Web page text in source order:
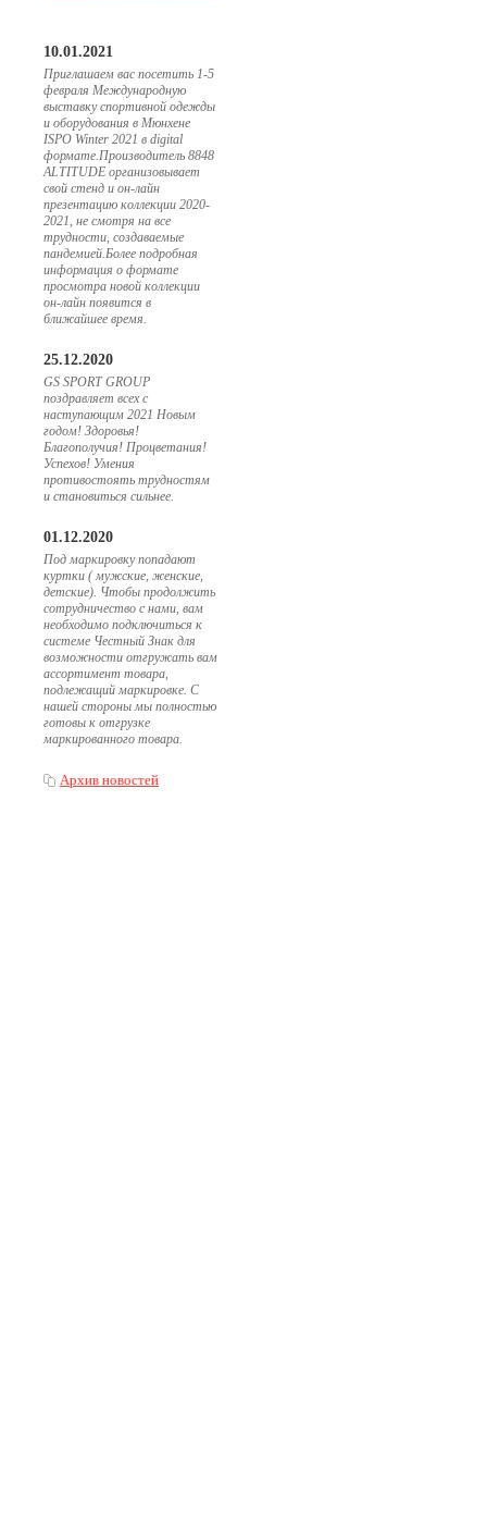
10.01.2021
Приглашаем вас посетить 1-5
февраля Международную
выставку спортивной одежды
и оборудования в Мюнхене
ISPO Winter 2021 в digital
формате.Производитель 8848
ALTITUDE организовывает
свой стенд и он-лайн
презентацию коллекции 2020-
2021, не смотря на все
трудности, создаваемые
пандемией.Более подробная
информация о формате
просмотра новой коллекции
он-лайн появится в
ближайшее время.
25.12.2020
GS SPORT GROUP
поздравляет всех с
наступающим 2021 Новым
годом! Здоровья!
Благополучия! Процветания!
Успехов! Умения
противостоять трудностям
и становиться сильнее.
01.12.2020
Под маркировку попадают
куртки ( мужские, женские,
детские). Чтобы продолжить
сотрудничество с нами, вам
необходимо подключиться к
системе Честный Знак для
возможности отгружать вам
ассортимент товара,
подлежащий маркировке. С
нашей стороны мы полностью
готовы к отгрузке
маркированного товара.
Архив новостей